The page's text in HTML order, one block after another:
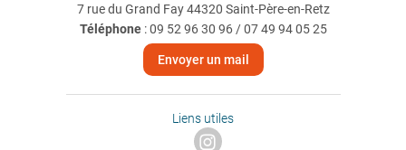
7 rue du Grand Fay 44320 Saint-Père-en-Retz
Téléphone:09 52 96 30 96 / 07 49 94 05 25
Envoyer un mail
Liens utiles